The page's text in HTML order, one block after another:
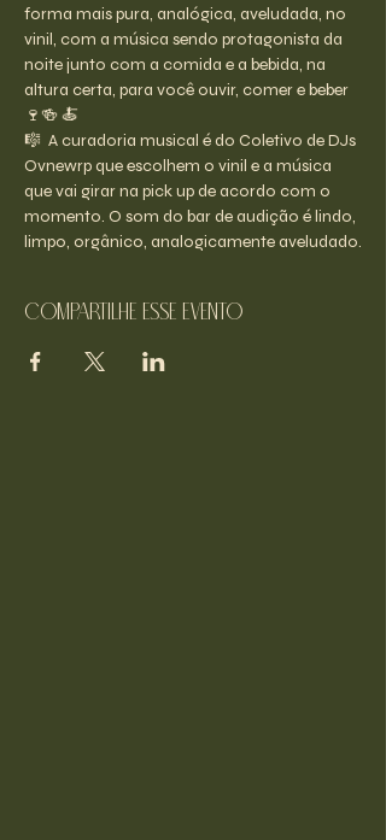
forma mais pura, analógica, aveludada, no
vinil, com a música sendo protagonista da
noite junto com a comida e a bebida, na
altura certa, para você ouvir, comer e beber
🍷🍻 🍝
🎼  A curadoria musical é do Coletivo de DJs
Ovnewrp que escolhem o vinil e a música
que vai girar na pick up de acordo com o
momento. O som do bar de audição é lindo,
limpo, orgânico, analogicamente aveludado.
Compartilhe esse evento